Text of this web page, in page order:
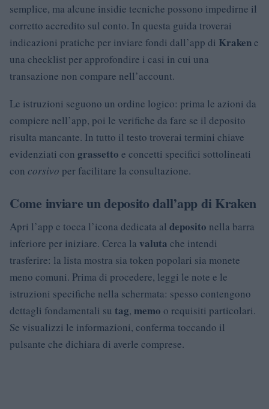
semplice, ma alcune insidie tecniche possono impedirne il
corretto accredito sul conto. In questa guida troverai
indicazioni pratiche per inviare fondi dall’app di Krakene
una checklist per approfondire i casi in cui una
transazione non compare nell’account.
Le istruzioni seguono un ordine logico: prima le azioni da
compiere nell’app, poi le verifiche da fare se il deposito
risulta mancante. In tutto il testo troverai termini chiave
evidenziati con grassetto e concetti specifici sottolineati
con corsivo per facilitare la consultazione.
Come inviare un deposito dall’app di Kraken
Apri l’app e tocca l’icona dedicata al deposito nella barra
inferiore per iniziare. Cerca la valuta che intendi
trasferire: la lista mostra sia token popolari sia monete
meno comuni. Prima di procedere, leggi le note e le
istruzioni specifiche nella schermata: spesso contengono
dettagli fondamentali su tag, memo o requisiti particolari.
Se visualizzi le informazioni, conferma toccando il
pulsante che dichiara di averle comprese.